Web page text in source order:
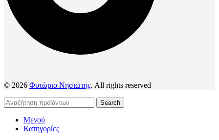
© 2026 Φυτώριο Νησιώτης. All rights reserved
Search
Μενού
Κατηγορίες